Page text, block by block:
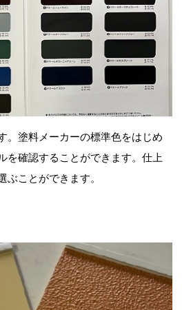
。塗料メーカーの標準色をはじめ
を確認することができます。仕上
ぶことができます。